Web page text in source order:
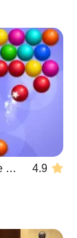
Magic Bubble Quest: Classic 4.9